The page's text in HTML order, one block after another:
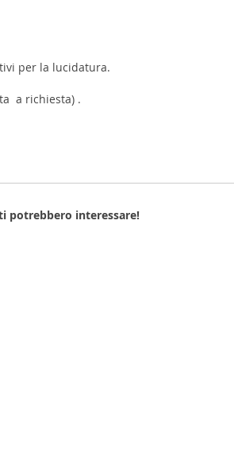
per la lucidatura.
a richiesta) .
potrebbero interessare!